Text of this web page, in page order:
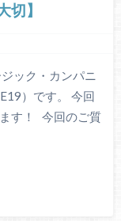
】
ック・カンパニ
）です。 今回
す！ 今回のご質